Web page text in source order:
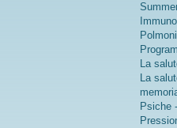
Polmoni
La
La
Psiche